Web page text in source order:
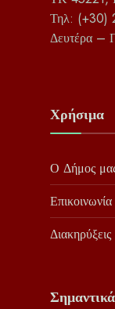
Τηλ: (+30)
Δευτέρα –
Χρήσιμα
Ο Δήμος
Επικοινωνία
Σημαντικά